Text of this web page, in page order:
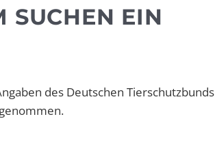
SUCHEN EIN
des Deutschen Tierschutzbunds